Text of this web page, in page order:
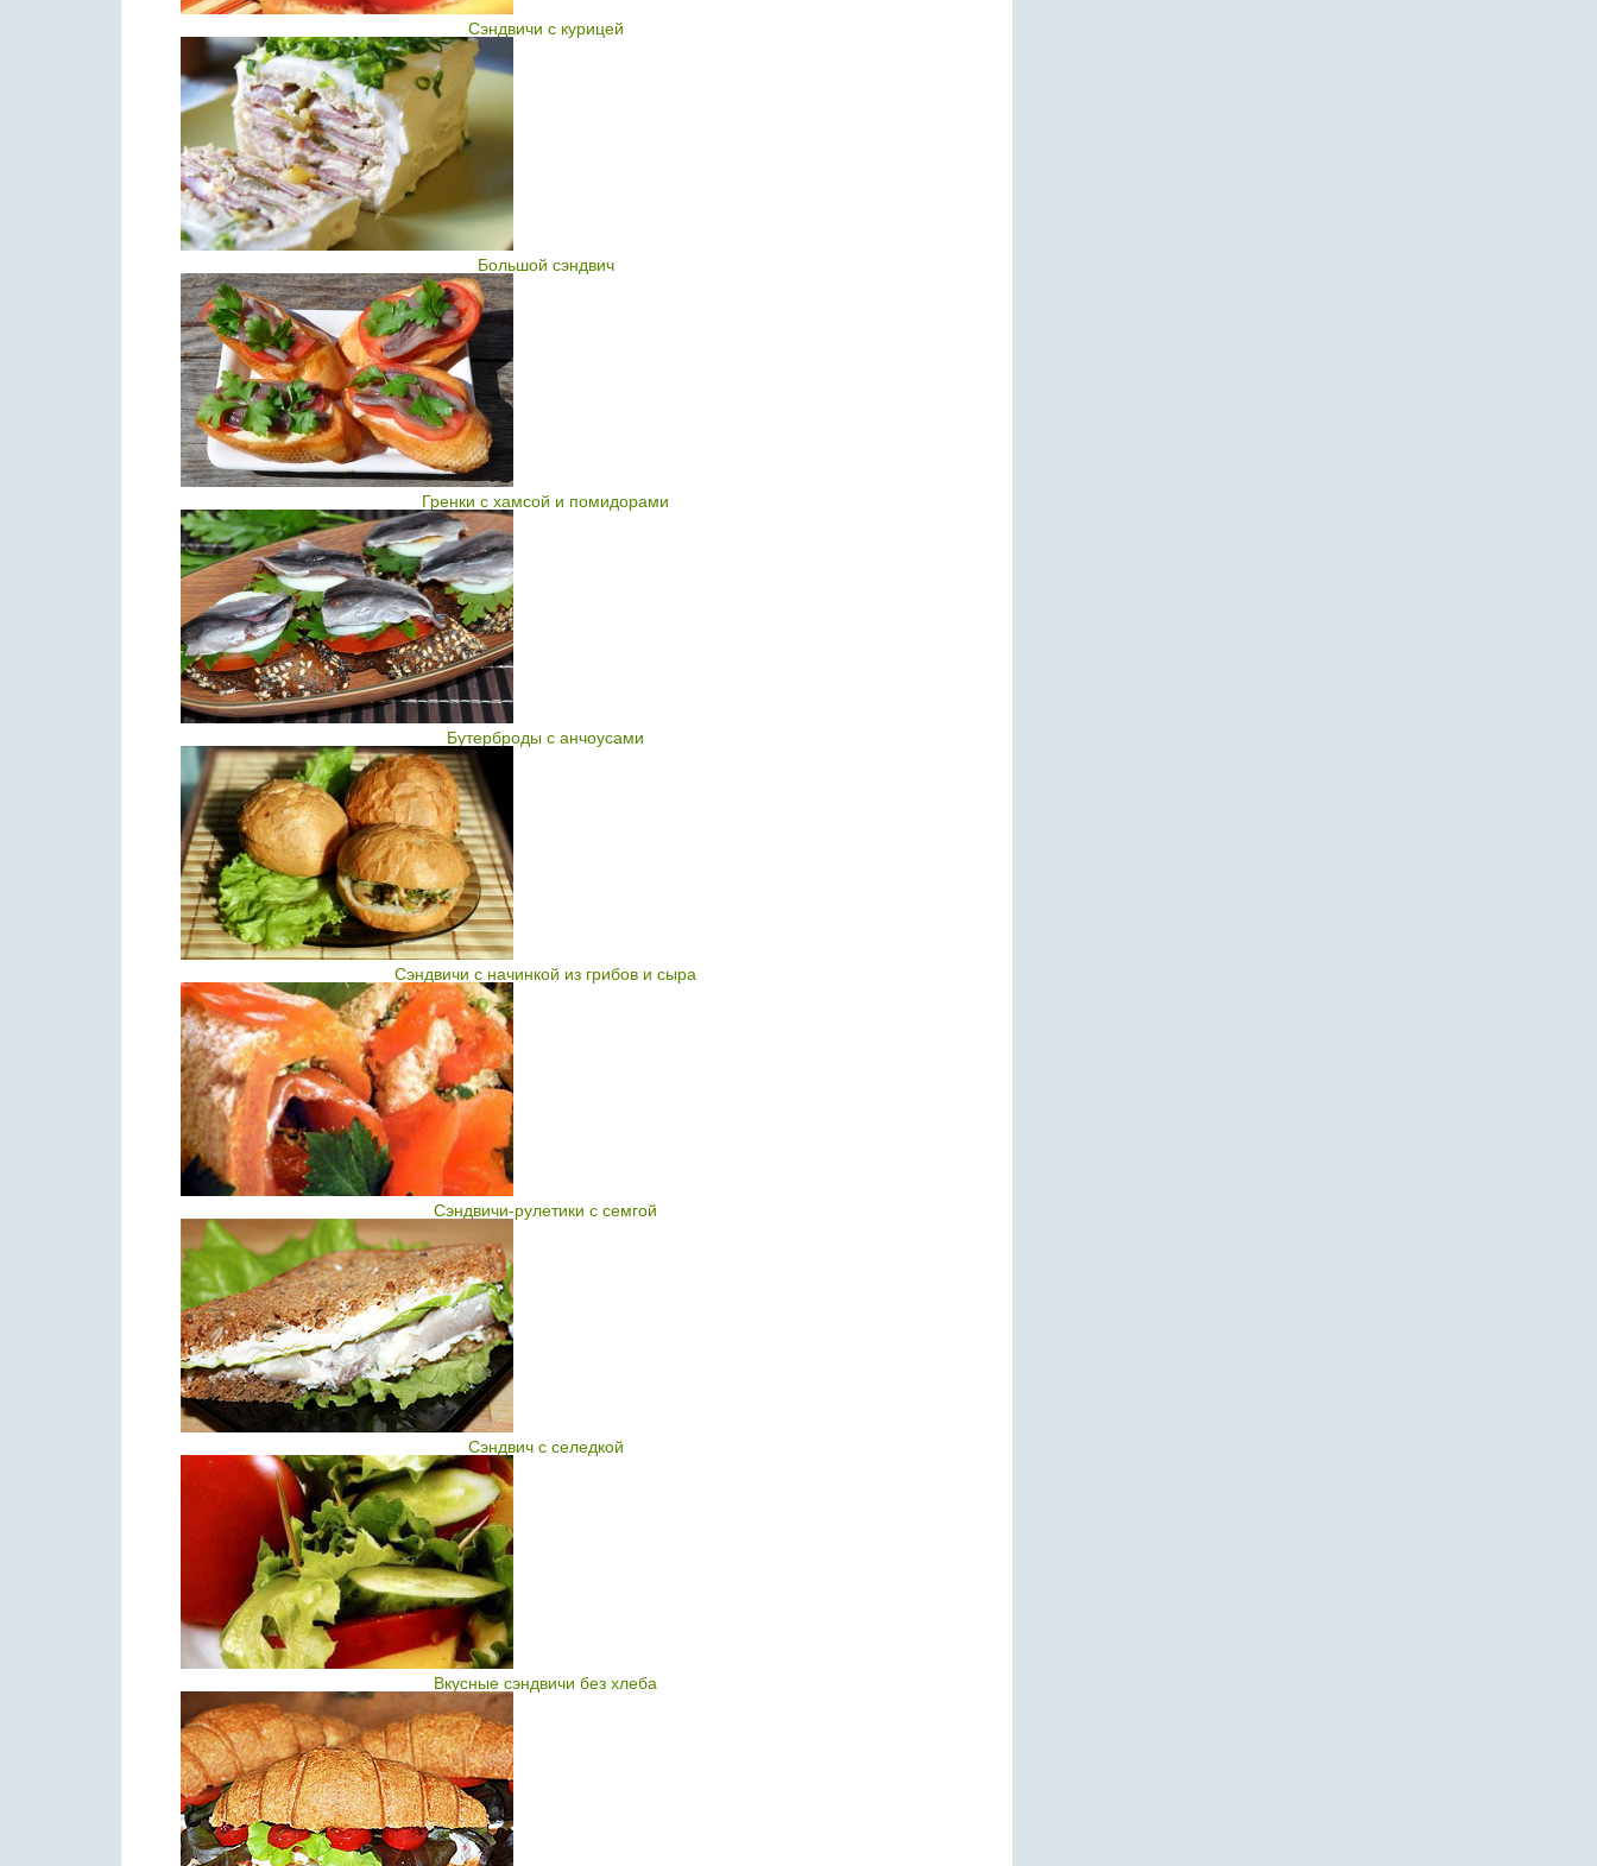
Сэндвичи с курицей
Большой сэндвич
Гренки с хамсой и помидорами
Бутерброды с анчоусами
Сэндвичи с начинкой из грибов и сыра
Сэндвичи-рулетики с семгой
Сэндвич с селедкой
Вкусные сэндвичи без хлеба